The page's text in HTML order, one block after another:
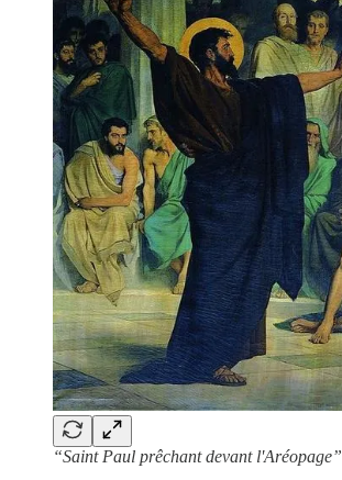
“Saint Paul prêchant devant l'Aréopage”